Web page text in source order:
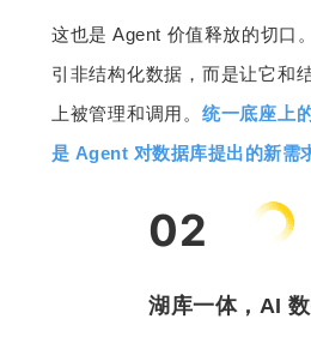
这也是 Agent 价值释放的切口
引非结构化数据，而是让它和
上被管理和调用。 统一底座上
是 Agent 对数据库提出的新需
02
湖库一体，AI